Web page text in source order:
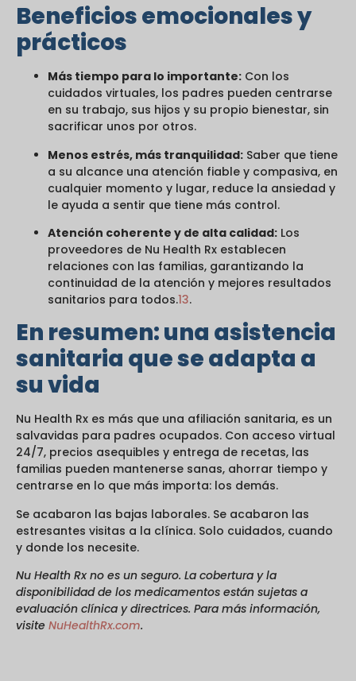
Beneficios emocionales y
prácticos
Más tiempo para lo importante: Con los
cuidados virtuales, los padres pueden centrarse
en su trabajo, sus hijos y su propio bienestar, sin
sacrificar unos por otros.
Menos estrés, más tranquilidad: Saber que tiene
a su alcance una atención fiable y compasiva, en
cualquier momento y lugar, reduce la ansiedad y
le ayuda a sentir que tiene más control.
Atención coherente y de alta calidad: Los
proveedores de Nu Health Rx establecen
relaciones con las familias, garantizando la
continuidad de la atención y mejores resultados
sanitarios para todos.13.
En resumen: una asistencia
sanitaria que se adapta a
su vida
Nu Health Rx es más que una afiliación sanitaria, es un
salvavidas para padres ocupados. Con acceso virtual
24/7, precios asequibles y entrega de recetas, las
familias pueden mantenerse sanas, ahorrar tiempo y
centrarse en lo que más importa: los demás.
Se acabaron las bajas laborales. Se acabaron las
estresantes visitas a la clínica. Solo cuidados, cuando
y donde los necesite.
Nu Health Rx no es un seguro. La cobertura y la
disponibilidad de los medicamentos están sujetas a
evaluación clínica y directrices. Para más información,
visite NuHealthRx.com.